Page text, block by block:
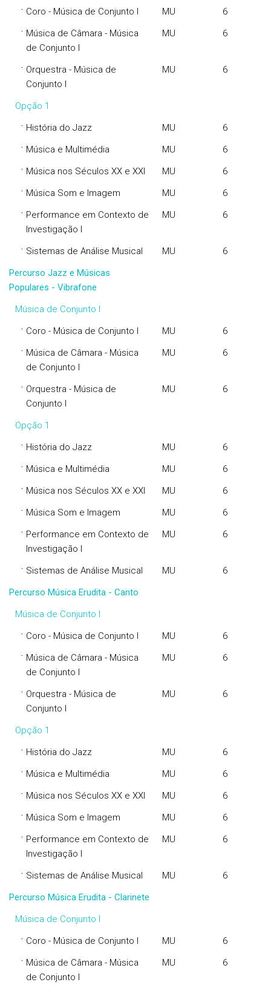
· Coro - Música de Conjunto I MU 6
· Música de Câmara - Música
de Conjunto I
MU 6
· Orquestra - Música de
Conjunto I
MU 6
Opção 1
· História do Jazz MU 6
· Música e Multimédia MU 6
· Música nos Séculos XX e XXI MU 6
· Música Som e Imagem MU 6
· Performance em Contexto de
Investigação I
MU 6
· Sistemas de Análise Musical MU
6
Percurso Jazz e Músicas
Populares - Vibrafone
Música de Conjunto I
· Coro - Música de Conjunto I MU 6
· Música de Câmara - Música
de Conjunto I
MU 6
· Orquestra - Música de
Conjunto I
MU 6
Opção 1
· História do Jazz MU 6
· Música e Multimédia MU 6
· Música nos Séculos XX e XXI MU 6
· Música Som e Imagem MU 6
· Performance em Contexto de
Investigação I
MU 6
· Sistemas de Análise Musical MU
6
Percurso Música Erudita - Canto
Música de Conjunto I
· Coro - Música de Conjunto I MU 6
· Música de Câmara - Música
de Conjunto I
MU 6
· Orquestra - Música de
Conjunto I
MU 6
Opção 1
· História do Jazz MU 6
· Música e Multimédia MU 6
· Música nos Séculos XX e XXI MU 6
· Música Som e Imagem MU 6
· Performance em Contexto de
Investigação I
MU 6
· Sistemas de Análise Musical MU
6
Percurso Música Erudita - Clarinete
Música de Conjunto I
· Coro - Música de Conjunto I MU 6
· Música de Câmara - Música
de Conjunto I
MU 6